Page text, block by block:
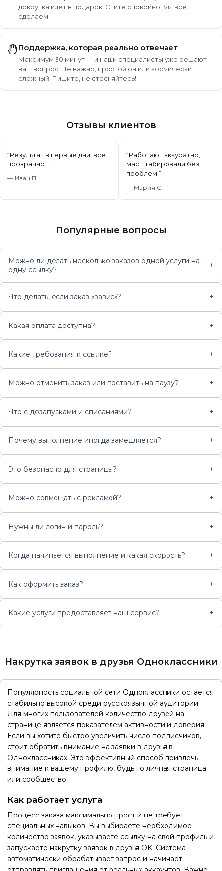
Накрутка заявок в друзья Одноклассники
Популярность социальной сети Одноклассники остается
стабильно высокой среди русскоязычной аудитории.
Для многих пользователей количество друзей на
странице является показателем активности и доверия.
Если вы хотите быстро увеличить число подписчиков,
стоит обратить внимание на заявки в друзья в
Одноклассниках. Это эффективный способ привлечь
внимание к вашему профилю, будь то личная страница
или сообщество.
Как работает услуга
Процесс заказа максимально прост и не требует
специальных навыков. Вы выбираете необходимое
количество заявок, указываете ссылку на свой профиль и
запускаете накрутку заявок в друзья ОК. Система
автоматически обрабатывает запрос и начинает
докрутка идет в подарок. Спите спокойно, мы все
сделаем
Поддержка, которая реально отвечает
Максимум 30 минут — и наши специалисты уже решают
ваш вопрос. Не важно, простой он или космически
сложный. Пишите, не стесняйтесь!
Отзывы клиентов
“Результат в первые дни, всё
прозрачно. ”
— Иван П.
“Работают аккуратно,
масштабировали без
проблем. ”
— Мария С.
Популярные вопросы
Можно ли делать несколько заказов одной услуги на
одну ссылку?
+
Что делать, если заказ «завис»? +
Какая оплата доступна? +
Какие требования к ссылке? +
Можно отменить заказ или поставить на паузу? +
Что с дозапусками и списаниями? +
Почему выполнение иногда замедляется? +
Это безопасно для страницы? +
Можно совмещать с рекламой? +
Нужны ли логин и пароль? +
Когда начинается выполнение и какая скорость? +
Как оформить заказ? +
Какие услуги предоставляет наш сервис? +